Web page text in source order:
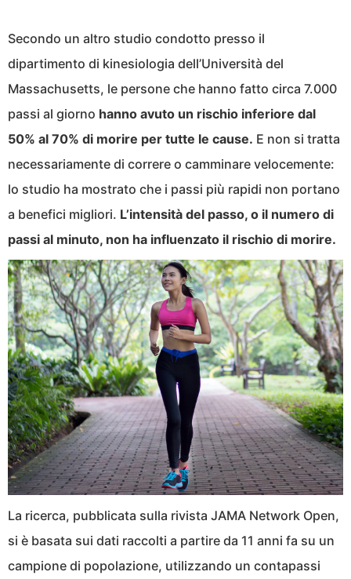
Secondo un altro studio condotto presso il
dipartimento di kinesiologia dell’Università del
Massachusetts, le persone che hanno fatto circa 7.000
passi al giorno hanno avuto un rischio inferiore dal
50% al 70% di morire per tutte le cause. E non si tratta
necessariamente di correre o camminare velocemente:
lo studio ha mostrato che i passi più rapidi non portano
a benefici migliori. L’intensità del passo, o il numero di
passi al minuto, non ha influenzato il rischio di morire.
La ricerca, pubblicata sulla rivista JAMA Network Open,
si è basata sui dati raccolti a partire da 11 anni fa su un
campione di popolazione, utilizzando un contapassi